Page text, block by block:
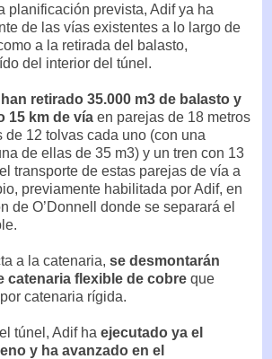
planificación prevista, Adif ya ha
de las vías existentes a lo largo de
a la retirada del balasto,
del interior del túnel.
retirado 35.000 m3 de balasto y
15 km de vía en parejas de 18 metros
de 12 tolvas cada uno (con una
de ellas de 35 m3) y un tren con 13
transporte de estas parejas de vía a
previamente habilitada por Adif, en
de O’Donnell donde se separará el
a la catenaria, se desmontarán
catenaria flexible de cobre que
catenaria rígida.
túnel, Adif ha ejecutado ya el
y ha avanzado en el